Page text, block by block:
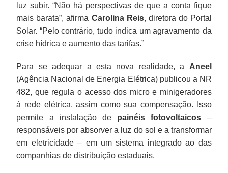
luz subir. “Não há perspectivas de que a conta fique
mais barata”, afirma Carolina Reis, diretora do Portal
Solar. “Pelo contrário, tudo indica um agravamento da
crise hídrica e aumento das tarifas.”
Para se adequar a esta nova realidade, a Aneel
(Agência Nacional de Energia Elétrica) publicou a NR
482, que regula o acesso dos micro e minigeradores
à rede elétrica, assim como sua compensação. Isso
permite a instalação de painéis fotovoltaicos –
responsáveis por absorver a luz do sol e a transformar
em eletricidade – em um sistema integrado ao das
companhias de distribuição estaduais.